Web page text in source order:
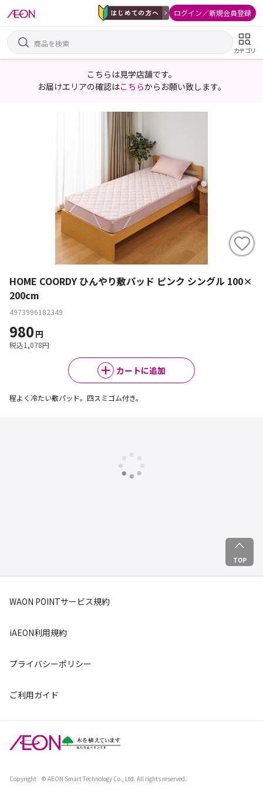
ログイン／新規会員登録
カテゴリ
こちらは見学店舗です。
お届けエリアの確認はこちらからお願い致します。
HOME COORDY ひんやり敷パッド ピンク シングル 100×
200cm
4973996182349
980 円
税込1,078円
カートに追加
程よく冷たい敷パッド。四スミゴム付き。
TOP
WAON POINTサービス規約
iAEON利用規約
プライバシーポリシー
ご利用ガイド
Copyright © AEON Smart Technology Co., Ltd. All rights reserved.